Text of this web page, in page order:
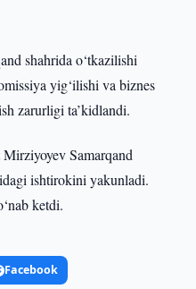
shahrida o‘tkazilishi
yig‘ilishi va biznes
zarurligi ta’kidlandi.
Samarqand
ishtirokini yakunladi.
ketdi.
Facebook